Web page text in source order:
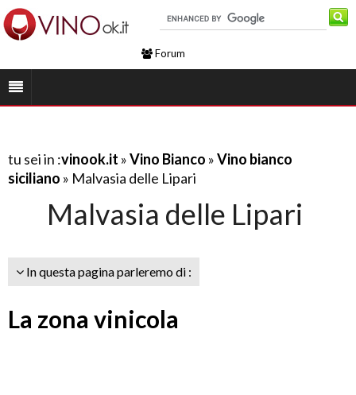
Forum
tu sei in :vinook.it »Vino Bianco »Vino bianco
siciliano » Malvasia delle Lipari
Malvasia delle Lipari
In questa pagina parleremo di :
La zona vinicola